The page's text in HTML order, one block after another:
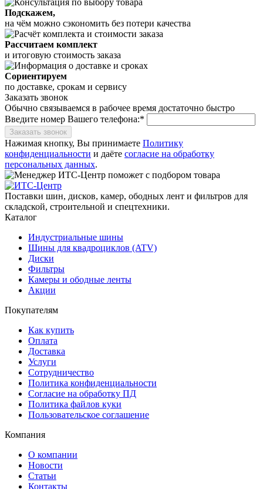
Подскажем,
на чём можно сэкономить без потери качества
Рассчитаем комплект
и итоговую стоимость заказа
Сориентируем
по доставке, срокам и сервису
Заказать звонок
Обычно связываемся в рабочее время достаточно быстро
Введите номер Вашего телефона:*
Заказать звонок
Нажимая кнопку, Вы принимаете Политику
конфиденциальности и даёте согласие на обработку
персональных данных.
Поставки шин, дисков, камер, ободных лент и фильтров для
складской, строительной и спецтехники.
Каталог
Индустриальные шины
Шины для квадроциклов (ATV)
Диски
Фильтры
Камеры и ободные ленты
Акции
Покупателям
Как купить
Оплата
Доставка
Услуги
Сотрудничество
Политика конфиденциальности
Согласие на обработку ПД
Политика файлов куки
Пользовательское соглашение
Компания
О компании
Новости
Статьи
Контакты